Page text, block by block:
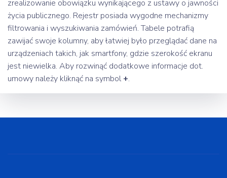
zrealizowanie obowiązku wynikającego z ustawy o jawności
życia publicznego. Rejestr posiada wygodne mechanizmy
filtrowania i wyszukiwania zamówień. Tabele potrafią
zawijać swoje kolumny, aby łatwiej było przeglądać dane na
urządzeniach takich, jak smartfony, gdzie szerokość ekranu
jest niewielka. Aby rozwinąć dodatkowe informacje dot.
umowy należy kliknąć na symbol+.